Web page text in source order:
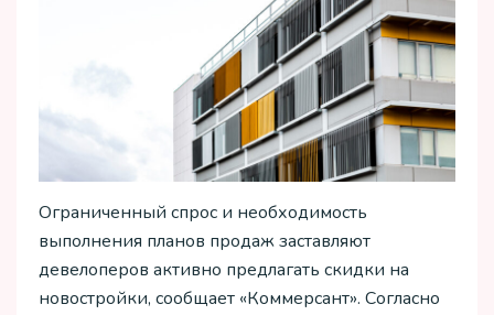
Ограниченный спрос и необходимость
выполнения планов продаж заставляют
девелоперов активно предлагать скидки на
новостройки, сообщает «Коммерсант». Согласно